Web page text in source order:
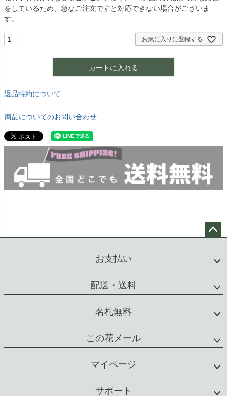
をしているため、急なご注文ですと対応できない場合がございま
す。
お気に入りに登録する
カートに入れる
返品特約について
商品についてのお問い合わせ
ップ
お支払い
配送・送料
名札無料
この花メール
マイページ
サポート